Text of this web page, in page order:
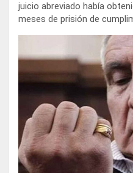
juicio abreviado había
meses de prisión de